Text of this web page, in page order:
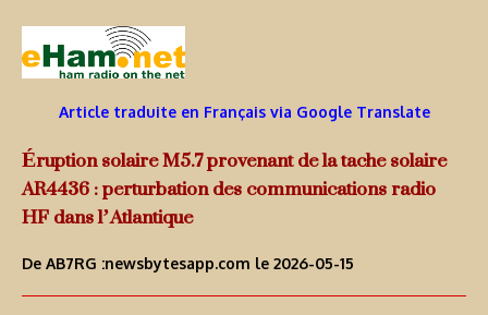
Article traduite en Français via Google Translate
Éruption solaire M5.7 provenant de la tache solaire
AR4436 : perturbation des communications radio
HF dans l’Atlantique
De AB7RG :newsbytesapp.com le 2026-05-15